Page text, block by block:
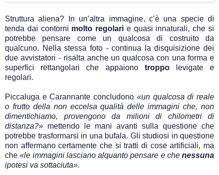
Struttura aliena? In un’altra immagine, c’è una specie di
tenda dai contorni molto regolari e quasi innaturali, che si
potrebbe pensare come un qualcosa di costruito da
qualcuno. Nella stessa foto - continua la disquisizione dei
due avvistatori - risalta anche un qualcosa con una forma e
superfici rettangolari che appaiono troppolevigate e
regolari.
Piccaluga e Carannante concludono «un qualcosa di reale
o frutto della non eccelsa qualità delle immagini che, non
dimentichiamo, provengono da milioni di chilometri di
distanza?» mettendo le mani avanti sulla questione che
potrebbe trasformarsi in una bufala. Gli studiosi in questione
non affermano certamente che si tratti di cose artificiali, ma
che«le immagini lasciano alquanto pensare e che nessuna
ipotesi va sottaciuta».